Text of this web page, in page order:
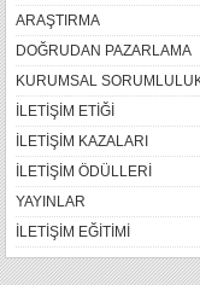
ARAŞTIRMA
DOĞRUDAN PAZARLAMA
KURUMSAL
İLETİŞİM ETİĞİ
İLETİŞİM KAZALARI
İLETİŞİM ÖDÜLLERİ
YAYINLAR
İLETİŞİM EĞİTİMİ